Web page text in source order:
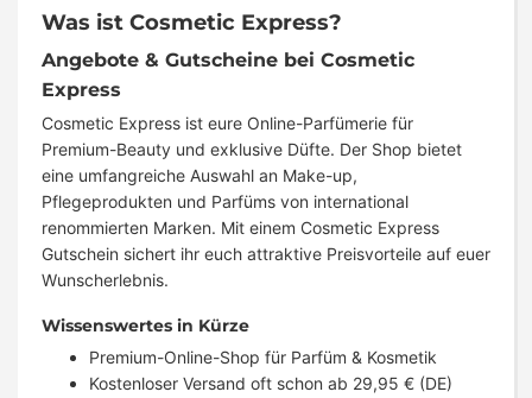
Was ist Cosmetic Express?
Angebote & Gutscheine bei Cosmetic
Express
Cosmetic Express ist eure Online-Parfümerie für
Premium-Beauty und exklusive Düfte. Der Shop bietet
eine umfangreiche Auswahl an Make-up,
Pflegeprodukten und Parfüms von international
renommierten Marken. Mit einem Cosmetic Express
Gutschein sichert ihr euch attraktive Preisvorteile auf euer
Wunscherlebnis.
Wissenswertes in Kürze
Premium-Online-Shop für Parfüm & Kosmetik
Kostenloser Versand oft schon ab 29,95 € (DE)